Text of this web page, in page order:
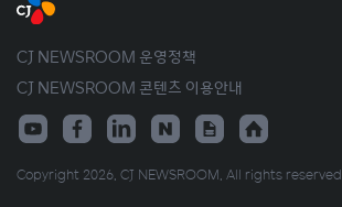
CJ NEWSROOM 운영정책
CJ NEWSROOM 콘텐츠 이용안내
Copyright 2026. CJ NEWSROOM. All rights reserved.